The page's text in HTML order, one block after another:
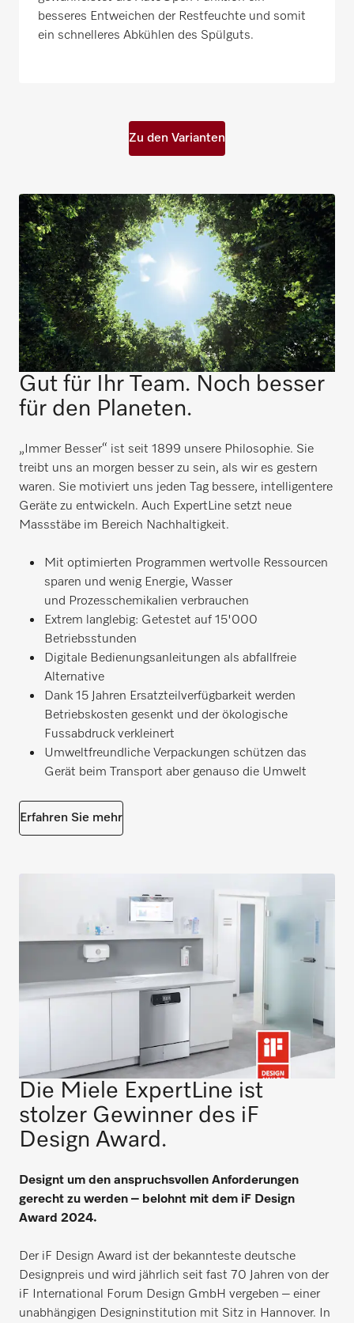
besseres Entweichen der Restfeuchte und somit
ein schnelleres Abkühlen des Spülguts.
Zu den Varianten
Gut für Ihr Team. Noch besser
für den Planeten.
„Immer Besser“ ist seit 1899 unsere Philosophie. Sie
treibt uns an morgen besser zu sein, als wir es gestern
waren. Sie motiviert uns jeden Tag bessere, intelligentere
Geräte zu entwickeln. Auch ExpertLine setzt neue
Massstäbe im Bereich Nachhaltigkeit.
Mit optimierten Programmen wertvolle Ressourcen
sparen und wenig Energie, Wasser
und Prozesschemikalien verbrauchen
Extrem langlebig: Getestet auf 15'000
Betriebsstunden
Digitale Bedienungsanleitungen als abfallfreie
Alternative
Dank 15 Jahren Ersatzteilverfügbarkeit werden
Betriebskosten gesenkt und der ökologische
Fussabdruck verkleinert
Umweltfreundliche Verpackungen schützen das
Gerät beim Transport aber genauso die Umwelt
Erfahren Sie mehr
Die Miele ExpertLine ist
stolzer Gewinner des iF
Design Award.
Designt um den anspruchsvollen Anforderungen
gerecht zu werden – belohnt mit dem iF Design
Award 2024.
Der iF Design Award ist der bekannteste deutsche
Designpreis und wird jährlich seit fast 70 Jahren von der
iF International Forum Design GmbH vergeben – einer
unabhängigen Designinstitution mit Sitz in Hannover. In